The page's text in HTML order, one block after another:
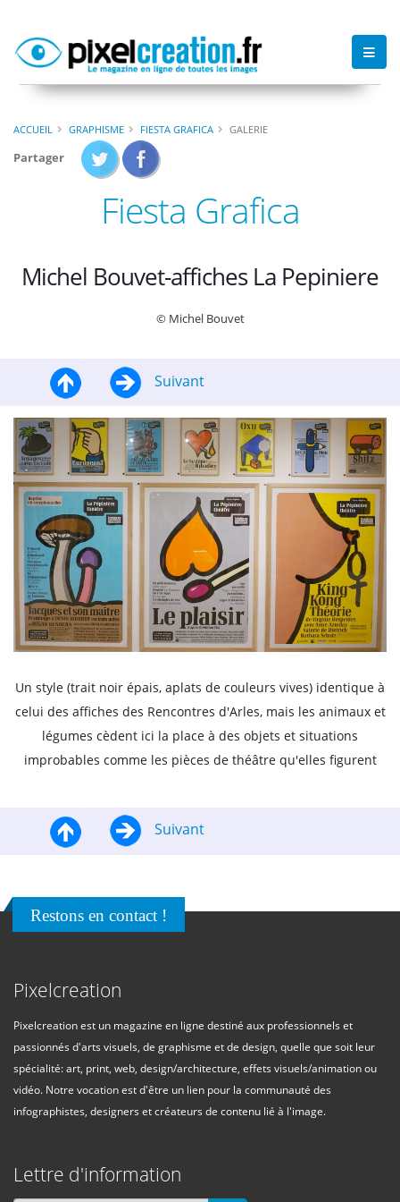
ACCUEIL GRAPHISME FIESTA GRAFICA GALERIE
Partager
Fiesta Grafica
Michel Bouvet-affiches La Pepiniere
© Michel Bouvet
Suivant
Un style (trait noir épais, aplats de couleurs vives) identique à
celui des affiches des Rencontres d'Arles, mais les animaux et
légumes cèdent ici la place à des objets et situations
improbables comme les pièces de théâtre qu'elles figurent
Suivant
Restons en contact !
Pixelcreation
Pixelcreation est un magazine en ligne destiné aux professionnels et
passionnés d'arts visuels, de graphisme et de design, quelle que soit leur
spécialité: art, print, web, design/architecture, effets visuels/animation ou
vidéo. Notre vocation est d'être un lien pour la communauté des
infographistes, designers et créateurs de contenu lié à l'image.
Lettre d'information